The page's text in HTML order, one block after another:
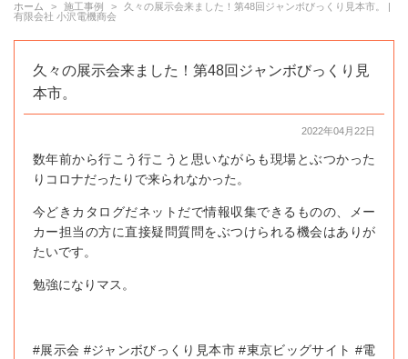
ホーム 施工事例
久々の展示会来ました！第48回ジャンボびっくり見本市。 |
有限会社 小沢電機商会
久々の展示会来ました！第48回ジャンボびっくり見
本市。
2022年04月22日
数年前から行こう行こうと思いながらも現場とぶつかった
りコロナだったりで来られなかった。
今どきカタログだネットだで情報収集できるものの、メー
カー担当の方に直接疑問質問をぶつけられる機会はありが
たいです。
勉強になりマス。
#展示会 #ジャンボびっくり見本市 #東京ビッグサイト #電